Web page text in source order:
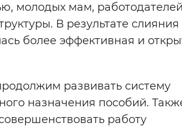
молодых мам,
В результате
более эффективная и
развивать систему
назначения пособий.
работу